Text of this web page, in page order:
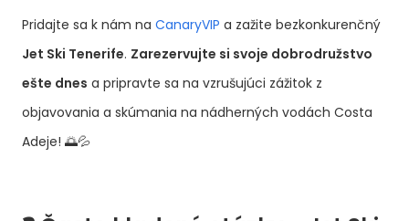
Pridajte sa k nám na CanaryVIP a zažite bezkonkurenčný
Jet Ski Tenerife. Zarezervujte si svoje dobrodružstvo
ešte dnes a pripravte sa na vzrušujúci zážitok z
objavovania a skúmania na nádherných vodách Costa
Adeje! 🌅💦